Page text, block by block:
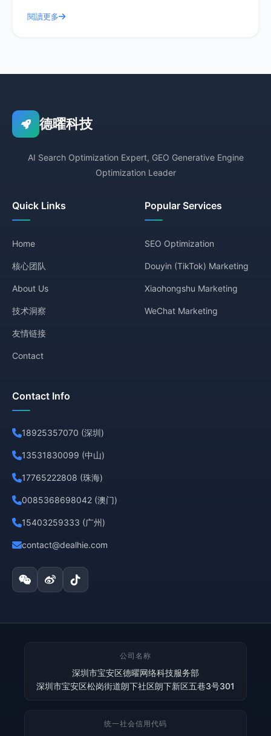
閱讀更多
德曜科技
AI Search Optimization Expert, GEO Generative Engine
Optimization Leader
Quick Links
Home
核心团队
About Us
技术洞察
友情链接
Contact
Popular Services
SEO Optimization
Douyin (TikTok) Marketing
Xiaohongshu Marketing
WeChat Marketing
Contact Info
18925357070 (深圳)
13531830099 (中山)
17765222808 (珠海)
0085368698042 (澳门)
15403259333 (广州)
contact@dealhie.com
公司名称
深圳市宝安区德曜网络科技服务部
深圳市宝安区松岗街道朗下社区朗下新区五巷3号301
统一社会信用代码